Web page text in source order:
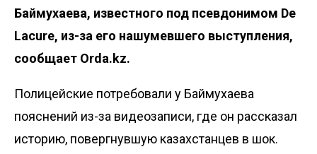
Баймухаева, известного под псевдонимом De
Lacure, из-за его нашумевшего выступления,
сообщает Orda.kz.
Полицейские потребовали у Баймухаева
пояснений из-за видеозаписи, где он рассказал
историю, повергнувшую казахстанцев в шок.